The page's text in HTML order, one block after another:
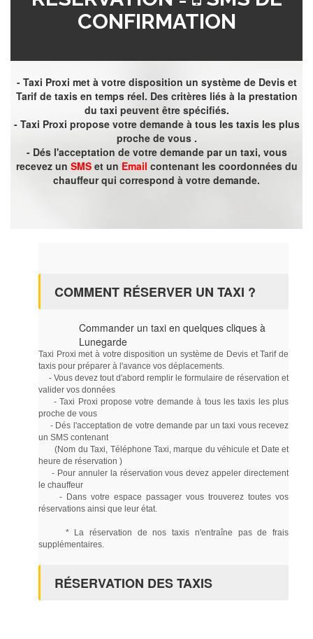
CONFIRMATION
- Taxi Proxi met à votre disposition un système de Devis et
Tarif de taxis en temps réel. Des critères liés à la prestation
du taxi peuvent être spécifiés.
- Taxi Proxi propose votre demande à tous les taxis les plus
proche de vous .
- Dés l'acceptation de votre demande par un taxi, vous
recevez un SMSet un Email contenant les coordonnées du
chauffeur qui correspond à votre demande.
COMMENT RÉSERVER UN TAXI ?
Commander un taxi en quelques cliques à
Lunegarde
Taxi Proxi met à votre disposition un système de Devis et Tarif de
taxis pour préparer à l'avance vos déplacements.
- Vous devez tout d'abord remplir le formulaire de réservation et
valider vos données
- Taxi Proxi propose votre demande à tous les taxis les plus
proche de vous
- Dés l'acceptation de votre demande par un taxi vous recevez
un SMS contenant
(Nom du Taxi, Téléphone Taxi, marque du véhicule et Date et
heure de réservation )
- Pour annuler la réservation vous devez appeler directement
le chauffeur
- Dans votre espace passager vous trouverez toutes vos
réservations ainsi que leur état.
* La réservation de nos taxis n'entraîne pas de frais
supplémentaires.
RÉSERVATION DES TAXIS